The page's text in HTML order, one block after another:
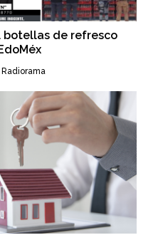
botellas de refresco